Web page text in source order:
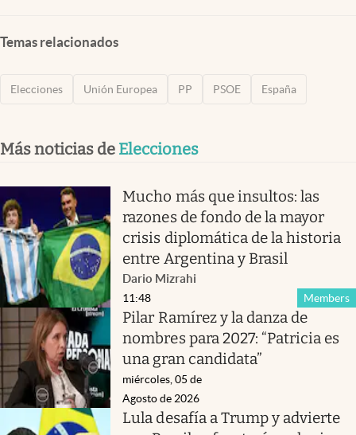
Temas relacionados
Elecciones Unión Europea PP PSOE España
Más noticias de Elecciones
Mucho más que insultos: las
razones de fondo de la mayor
crisis diplomática de la historia
entre Argentina y Brasil
Dario Mizrahi
Members
11:48
Pilar Ramírez y la danza de
nombres para 2027: “Patricia es
una gran candidata”
miércoles, 05 de
Agosto de 2026
Lula desafía a Trump y advierte